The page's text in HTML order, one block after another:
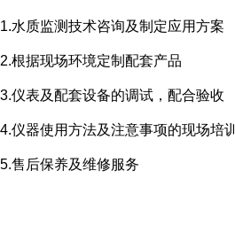
1.水质监测技术咨询及制定应用方案
2.根据现场环境定制配套产品
3.仪表及配套设备的调试，配合验收
4.仪器使用方法及注意事项的现场培训
5.售后保养及维修服务